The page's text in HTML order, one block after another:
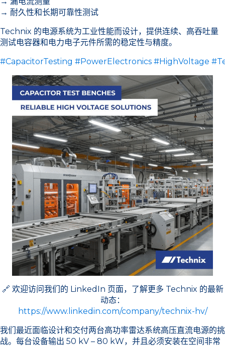
→ 耐久性和长期可靠性测试
Technix 的电源系统为工业性能而设计，提供连续、高吞吐量
测试电容器和电力电子元件所需的稳定性与精度。
#CapacitorTesting #PowerElectronics #HighVoltage
🔗 欢迎访问我们的 LinkedIn 页面，了解更多 Technix 的最新
动态：
https://www.linkedin.com/company/technix-hv/
我们最近面临设计和交付两台高功率雷达系统高压直流电源的挑
战。每台设备输出 50 kV – 80 kW，并且必须安装在空间非常